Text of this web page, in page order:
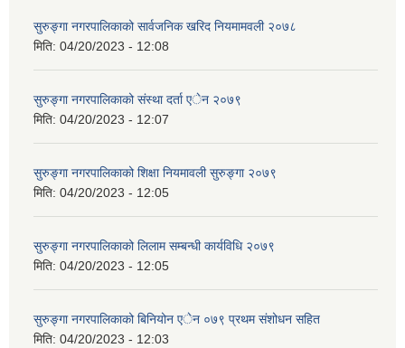
सुरुङ्गा नगरपालिकाको सार्वजनिक खरिद नियमामवली २०७८
मिति: 04/20/2023 - 12:08
सुरुङ्गा नगरपालिकाको संस्था दर्ता एेन २०७९
मिति: 04/20/2023 - 12:07
सुरुङ्गा नगरपालिकाको शिक्षा नियमावली सुरुङ्गा २०७९
मिति: 04/20/2023 - 12:05
सुरुङ्गा नगरपालिकाको लिलाम सम्बन्धी कार्यविधि २०७९
मिति: 04/20/2023 - 12:05
सुरुङ्गा नगरपालिकाको बिनियोन एेन ०७९ प्रथम संशोधन सहित
मिति: 04/20/2023 - 12:03